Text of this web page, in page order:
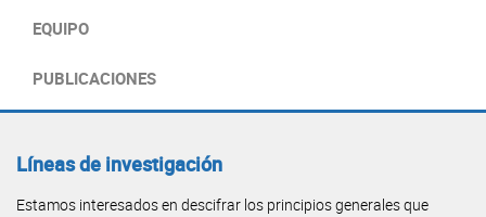
EQUIPO
PUBLICACIONES
Líneas de investigación
Estamos interesados en descifrar los principios generales que